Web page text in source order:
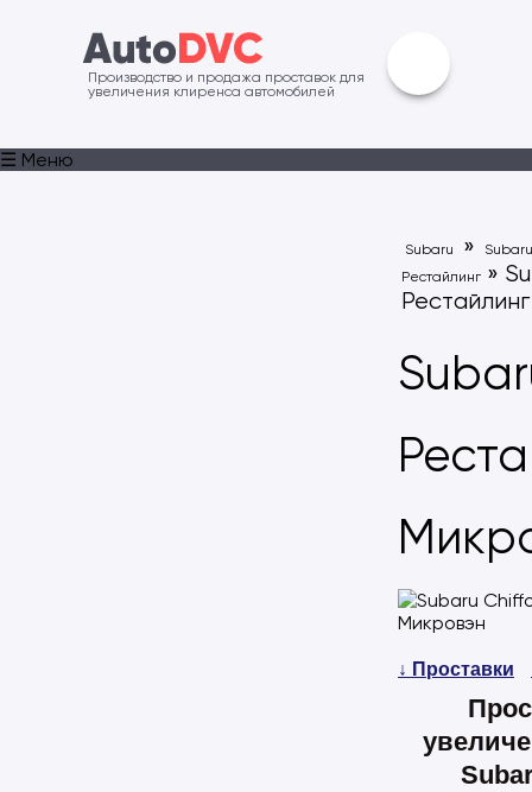
Производство и продажа проставок для
увеличения клиренса автомобилей
☰ Меню
Subaru »
Рестайлинг »
↓ Проставки